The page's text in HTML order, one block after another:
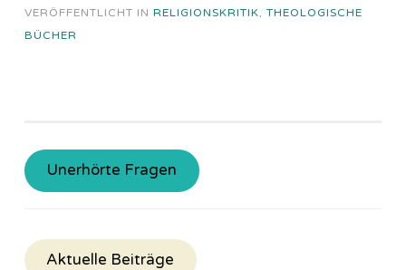
VERÖFFENTLICHT IN RELIGIONSKRITIK, THEOLOGISCHE
BÜCHER
Unerhörte Fragen
Aktuelle Beiträge